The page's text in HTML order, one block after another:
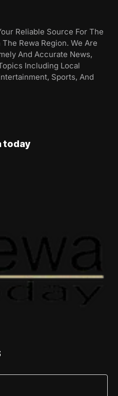
Reliable Source For The
Rewa Region. We Are
And Accurate News,
Including Local
Sports, And
today